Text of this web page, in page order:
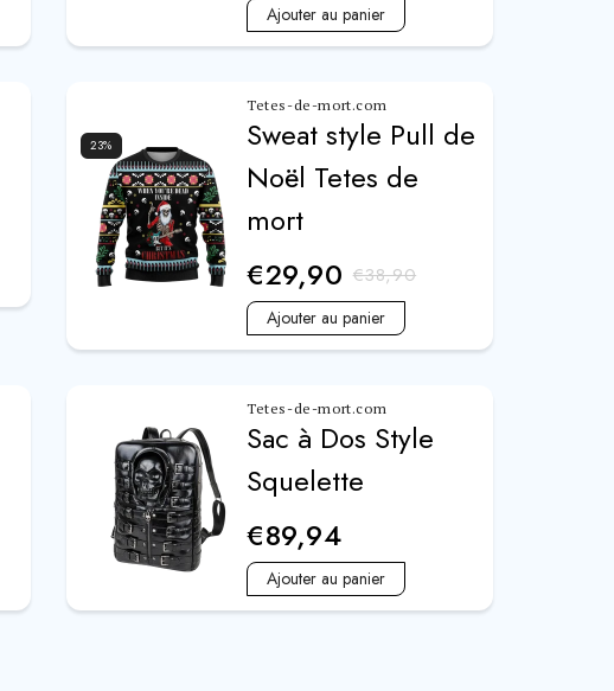
Ajouter au panier
23%
Tetes-de-mort.com
Sweat style Pull de
Noël Tetes de
mort
€29,90 €38,90
Ajouter au panier
Tetes-de-mort.com
Sac à Dos Style
Squelette
€89,94
Ajouter au panier